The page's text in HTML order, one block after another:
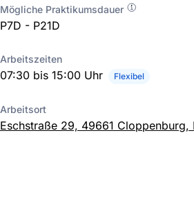
Mögliche Praktikumsdauer
P7D - P21D
Arbeitszeiten
07:30 bis 15:00 Uhr Flexibel
Arbeitsort
Eschstraße 29, 49661 Cloppenburg,